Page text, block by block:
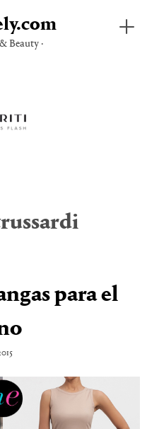
Beauty ·
para el